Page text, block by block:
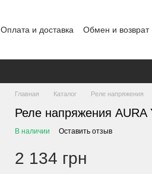
Оплата и доставка Обмен и возврат
Главная Каталог Реле напряжения
Реле напряжения AURA
В наличии Оставить отзыв
2 134 грн